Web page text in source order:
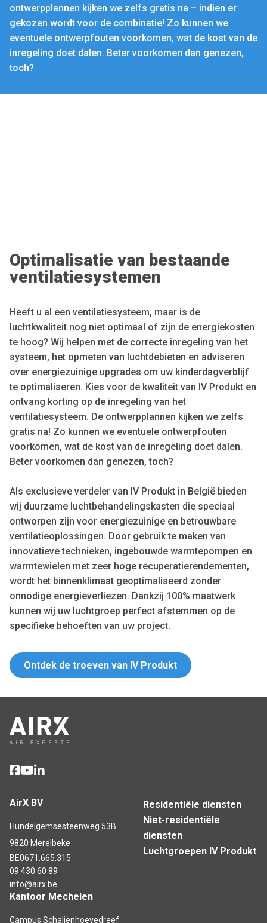
ontwerpplannen kijken we zelfs gratis na – indien er
gekozen wordt voor de combinatie! Zo kunnen we
eventuele ontwerpfouten voorkomen, wat de kost van de
inregeling doet dalen. Beter voorkomen dan genezen,
toch?
Optimalisatie van bestaande
ventilatiesystemen
Heeft u al een ventilatiesysteem, maar is de
luchtkwaliteit nog niet optimaal of zijn de energiekosten
te hoog? Wij helpen met de correcte inregeling van het
systeem, het opmeten van luchtdebieten en adviseren
over energiezuinige upgrades om uw kinderdagverblijf
te optimaliseren. Kies voor de kwaliteit van IV Produkt en
ontvang korting op de inregeling van het
ventilatiesysteem. De ontwerpplannen kijken we zelfs
gratis na! Zo kunnen we eventuele ontwerpfouten
voorkomen, wat de kost van de inregeling doet dalen.
Beter voorkomen dan genezen, toch?
Als exclusieve verdeler van IV Produkt in België bieden
wij duurzame luchtbehandelingskasten die speciaal
ontworpen zijn voor energiezuinige en betrouwbare
ventilatieoplossingen. Door gebruik te maken van
innovatieve technieken, ingebouwde warmtepompen en
warmtewielen met zeer hoge recuperatierendementen,
wordt het binnenklimaat geoptimaliseerd zonder
onnodige energieverliezen. Dankzij 100% maatwerk
kunnen wij uw luchtgroep perfect afstemmen op de
specifieke behoeften van uw project.
Ontdek de troeven van IV Produkt
AirX BV
Hundelgemsesteenweg 53B
9820 Merelbeke
BE0671.665.315
09 430 60 89
info@airx.be
Kantoor Mechelen
Campus Schaliënhoevedreef
Residentiële diensten
Niet-residentiële
diensten
Luchtgroepen IV Produkt